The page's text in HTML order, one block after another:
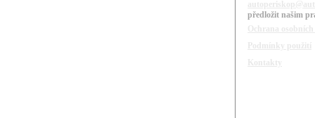
předložit našim